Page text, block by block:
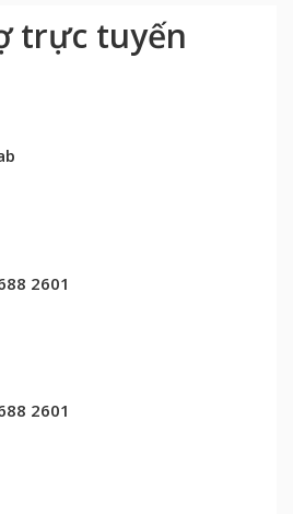
trực tuyến
2601
2601